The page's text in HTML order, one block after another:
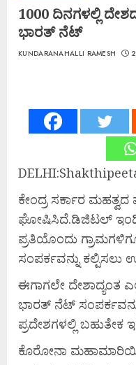
1000 ದಿನಗಳಲ್ಲಿ
ಭಾರತ್ ನೆಟ್
KUNDARANAHALLI RAMESH
ಕೇಂದ್ರ ಸರ್ಕಾರ
ಘೋಷಿಸಿದೆ.ಡಿಜಿಟಲ್
ಪ್ರತಿಯೊಂದು
ಸಂಪರ್ಕವನ್ನು ಕಲ್ಪಿಸಲು
ಈಗಾಗಲೇ ದೇಶಾದ್ಯಂತ
ಭಾರತ್ ನೆಟ್
ಪ್ರದೇಶಗಳಲ್ಲಿ
ಕೊರೋನಾ